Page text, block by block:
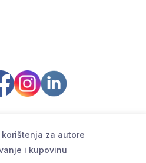
korištenja za autore
i kupovinu